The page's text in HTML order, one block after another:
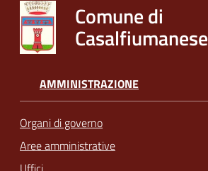
Comune di
Casalfiumanese
AMMINISTRAZIONE
Organi di governo
Aree amministrative